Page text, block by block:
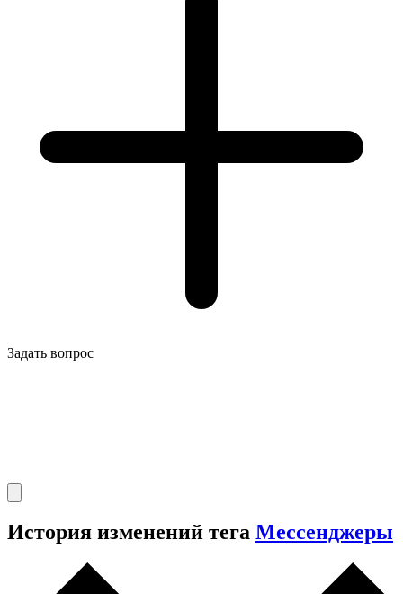
Задать вопрос
История изменений тега Мессенджеры